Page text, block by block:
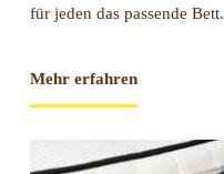
für jeden das passende Bett.
Mehr erfahren